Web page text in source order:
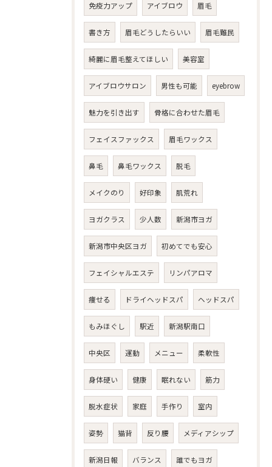
免疫力アップ アイブロウ 眉毛
書き方 眉毛どうしたらいい 眉毛難民
綺麗に眉毛整えてほしい 美容室
アイブロウサロン 男性も可能 eyebrow
魅力を引き出す 骨格に合わせた眉毛
フェイスファックス 眉毛ワックス
鼻毛 鼻毛ワックス 脱毛
メイクのり 好印象 肌荒れ
ヨガクラス 少人数 新潟市ヨガ
新潟市中央区ヨガ 初めてでも安心
フェイシャルエステ リンパアロマ
痩せる ドライヘッドスパ ヘッドスパ
もみほぐし 駅近 新潟駅南口
中央区 運動 メニュー 柔軟性
身体硬い 健康 眠れない 筋力
脱水症状 家庭 手作り 室内
姿勢 猫背 反り腰 メディアシップ
新潟日報 バランス 誰でもヨガ